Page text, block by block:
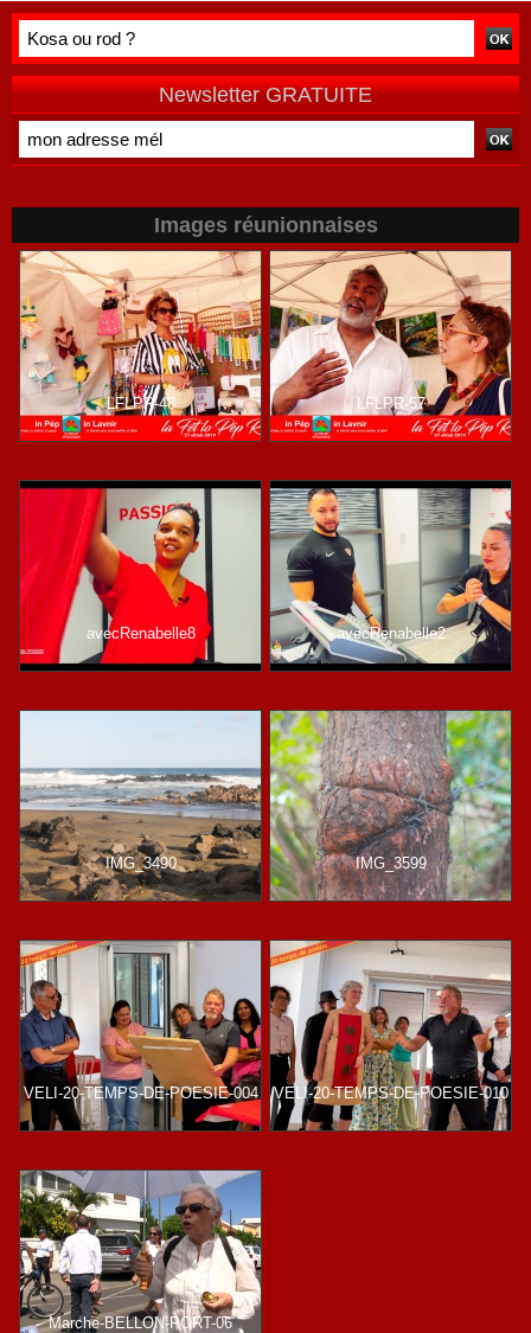
Newsletter GRATUITE
Images réunionnaises
LFLPR-48 LFLPR-57
avecRenabelle8 avecRenabelle2
IMG_3490 IMG_3599
VELI-20-TEMPS-DE-POESIE-004 VELI-20-TEMPS-DE-POESIE-010
Marche-BELLON-PORT-06